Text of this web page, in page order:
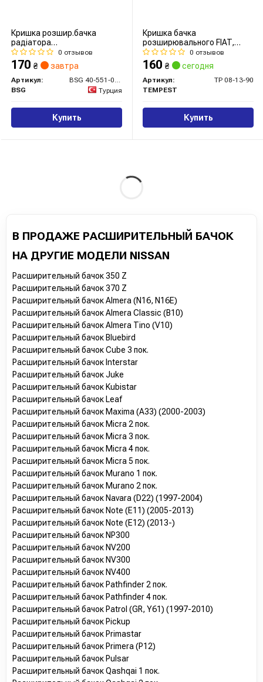
Кришка розшир.бачка
радіатора
Honda/Hyundai/Kia/Mazda/Mitsubishi/Nissan/Subaru/Suzuki/Toyota
1.0-5.0
0 отзывов
170 ₴ завтра
Артикул:
BSG
Турция
Купить
Кришка бачка
розширювального FIAT,
HONDA, RENAULT
(TEMPEST)
0 отзывов
160 ₴ сегодня
Артикул:
TP 08-13-90
TEMPEST
Купить
В ПРОДАЖЕ РАСШИРИТЕЛЬНЫЙ БАЧОК
НА ДРУГИЕ МОДЕЛИ NISSAN
Расширительный бачок 350 Z
Расширительный бачок 370 Z
Расширительный бачок Almera (N16, N16E)
Расширительный бачок Almera Classic (B10)
Расширительный бачок Almera Tino (V10)
Расширительный бачок Bluebird
Расширительный бачок Cube 3 пок.
Расширительный бачок Interstar
Расширительный бачок Juke
Расширительный бачок Kubistar
Расширительный бачок Leaf
Расширительный бачок Maxima (A33) (2000-2003)
Расширительный бачок Micra 2 пок.
Расширительный бачок Micra 3 пок.
Расширительный бачок Micra 4 пок.
Расширительный бачок Micra 5 пок.
Расширительный бачок Murano 1 пок.
Расширительный бачок Murano 2 пок.
Расширительный бачок Navara (D22) (1997-2004)
Расширительный бачок Note (E11) (2005-2013)
Расширительный бачок Note (E12) (2013-)
Расширительный бачок NP300
Расширительный бачок NV200
Расширительный бачок NV300
Расширительный бачок NV400
Расширительный бачок Pathfinder 2 пок.
Расширительный бачок Pathfinder 4 пок.
Расширительный бачок Patrol (GR, Y61) (1997-2010)
Расширительный бачок Pickup
Расширительный бачок Primastar
Расширительный бачок Primera (P12)
Расширительный бачок Pulsar
Расширительный бачок Qashqai 1 пок.